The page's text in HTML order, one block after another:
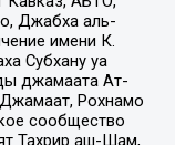
Джабха аль-
имени К.
Субхану уа
джамаата Ат-
Рохнамо
сообщество
Тахрир аш-Шам,